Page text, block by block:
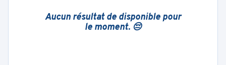
Aucun résultat de disponible pour
le moment. 😔